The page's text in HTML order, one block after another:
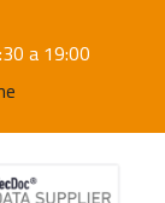
a 19:00